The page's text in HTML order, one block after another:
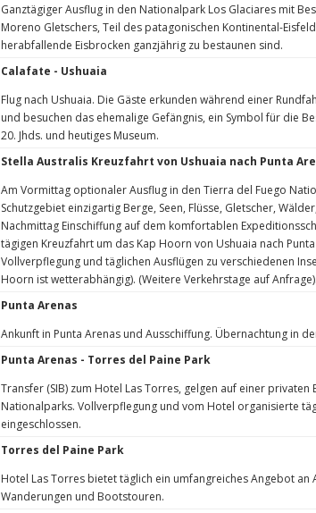
Ganztägiger Ausflug in den Nationalpark Los Glaciares mit
Moreno Gletschers, Teil des patagonischen Kontinental-
herabfallende Eisbrocken ganzjährig zu bestaunen sind.
Calafate - Ushuaia
Flug nach Ushuaia. Die Gäste erkunden während einer
und besuchen das ehemalige Gefängnis, ein Symbol für die
20. Jhds. und heutiges Museum.
Stella Australis Kreuzfahrt von Ushuaia nach Punta
Am Vormittag optionaler Ausflug in den Tierra del Fuego
Schutzgebiet einzigartig Berge, Seen, Flüsse, Gletscher,
Nachmittag Einschiffung auf dem komfortablen
tägigen Kreuzfahrt um das Kap Hoorn von Ushuaia nach
Vollverpflegung und täglichen Ausflügen zu verschiedenen
Hoorn ist wetterabhängig). (Weitere Verkehrstage auf Anfrage).
Punta Arenas
Ankunft in Punta Arenas und Ausschiffung. Übernachtung in
Punta Arenas - Torres del Paine Park
Transfer (SIB) zum Hotel Las Torres, gelgen auf einer privaten
Nationalparks. Vollverpflegung und vom Hotel organisierte
eingeschlossen.
Torres del Paine Park
Hotel Las Torres bietet täglich ein umfangreiches Angebot an
Wanderungen und Bootstouren.